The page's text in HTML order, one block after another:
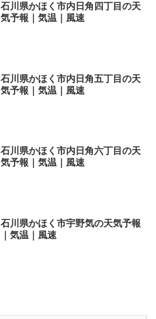
石川県かほく市内日角四丁目の天
気予報｜気温｜風速
石川県かほく市内日角五丁目の天
気予報｜気温｜風速
石川県かほく市内日角六丁目の天
気予報｜気温｜風速
石川県かほく市宇野気の天気予報
｜気温｜風速